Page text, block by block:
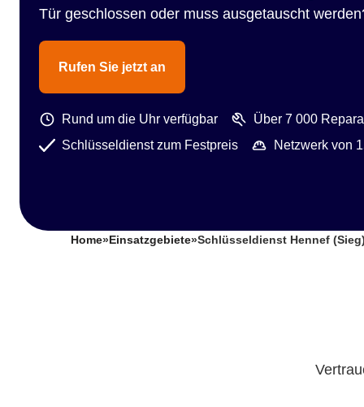
Tür geschlossen oder muss ausgetauscht
Rufen Sie jetzt an
Rund um die Uhr verfügbar
Über 7 000
Schlüsseldienst zum Festpreis
Netzwerk von
Home» Einsatzgebiete»Schlüsseldienst Hennef